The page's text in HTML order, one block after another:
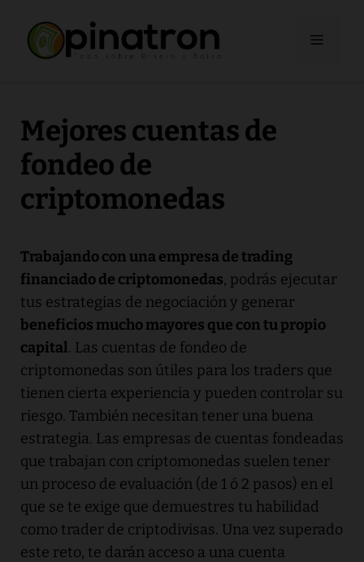
contenido
Mejores cuentas de
fondeo de
criptomonedas
Trabajando con una empresa de trading
financiado de criptomonedas, podrás ejecutar
tus estrategias de negociación y generar
beneficios mucho mayores que con tu propio
capital. Las cuentas de fondeo de
criptomonedas son útiles para los traders que
tienen cierta experiencia y pueden controlar su
riesgo. También necesitan tener una buena
estrategia. Las empresas de cuentas fondeadas
que trabajan con criptomonedas suelen tener
un proceso de evaluación (de 1 ó 2 pasos) en el
que se te exige que demuestres tu habilidad
como trader de criptodivisas. Una vez superado
este reto, te darán acceso a una cuenta